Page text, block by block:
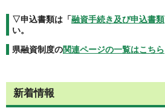
▽申込書類は「融資手続き及び申込書類
い。
県融資制度の関連ページの一覧はこちら
新着情報